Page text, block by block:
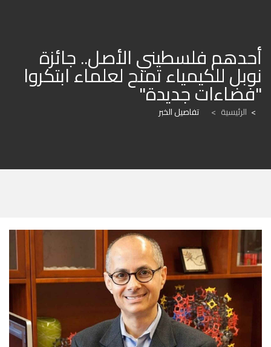
"فضاءات جديدة"
الرئيسية > تفاصيل الخبر